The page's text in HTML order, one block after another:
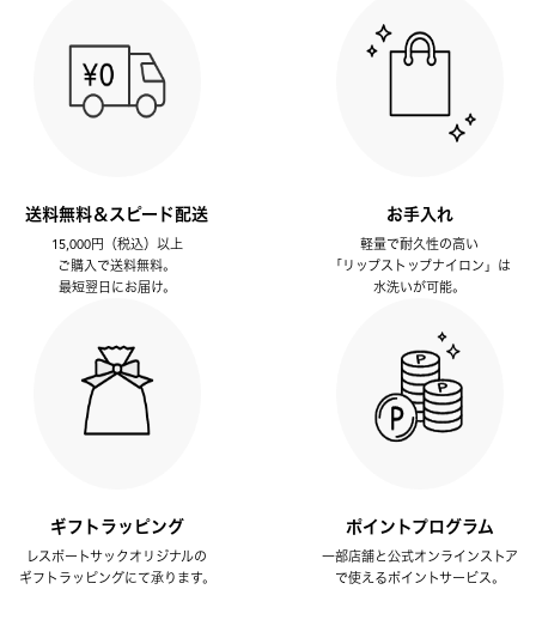
送料無料＆スピード配送
15,000円（税込）以上
ご購入で送料無料。
最短翌日にお届け。
お手入れ
軽量で耐久性の高い
「リップストップナイロン」は
水洗いが可能。
ギフトラッピング
レスポートサックオリジナルの
ギフトラッピングにて承ります。
ポイントプログラム
一部店舗と公式オンラインストア
で使えるポイントサービス。